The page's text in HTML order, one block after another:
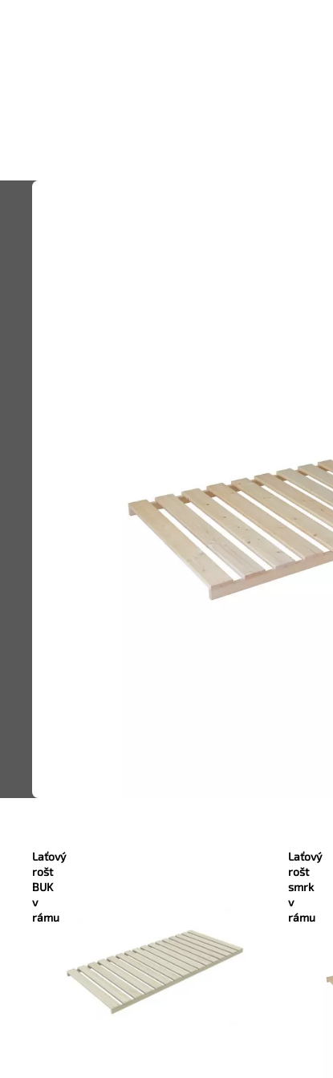
Laťový
rošt
BUK
v
rámu
Laťový
rošt
smrk
v
rámu